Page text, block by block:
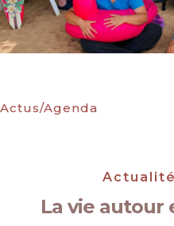
Actus/Agenda
La vie autour